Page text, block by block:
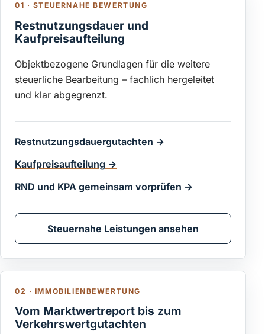
01 · STEUERNAHE BEWERTUNG
Restnutzungsdauer und
Kaufpreisaufteilung
Objektbezogene Grundlagen für die weitere
steuerliche Bearbeitung – fachlich hergeleitet
und klar abgegrenzt.
Restnutzungsdauergutachten →
Kaufpreisaufteilung →
RND und KPA gemeinsam vorprüfen →
Steuernahe Leistungen ansehen
02 · IMMOBILIENBEWERTUNG
Vom Marktwertreport bis zum
Verkehrswertgutachten